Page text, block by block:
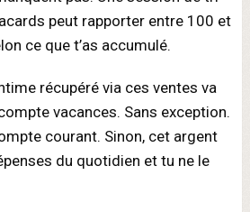
peut rapporter entre 100 et
ce que t’as accumulé.
récupéré via ces ventes va
vacances. Sans exception.
courant. Sinon, cet argent
du quotidien et tu ne le